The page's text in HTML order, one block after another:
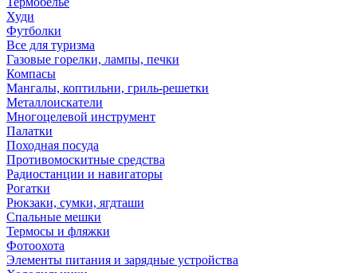
Худи
Футболки
Все для туризма
Газовые горелки, лампы, печки
Компасы
Мангалы, коптильни, гриль-решетки
Металлоискатели
Многоцелевой инструмент
Палатки
Походная посуда
Противомоскитные средства
Радиостанции и навигаторы
Рогатки
Рюкзаки, сумки, ягдташи
Спальные мешки
Термосы и фляжки
Фотоохота
Элементы питания и зарядные устройства